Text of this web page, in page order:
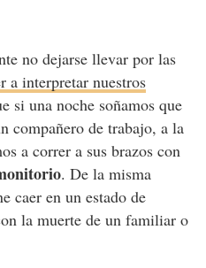
no dejarse llevar por las
a interpretar nuestros
si una noche soñamos que
compañero de trabajo, a la
a correr a sus brazos con
. De la misma
caer en un estado de
la muerte de un familiar o